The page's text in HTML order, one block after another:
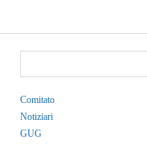
Comitato
Notiziari
GUG